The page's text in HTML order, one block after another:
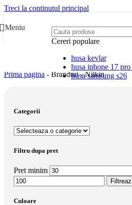
Treci la continutul principal
Meniu
Cereri populare
husa kevlar
husa iphone 17
husa samsung s26
Prima pagina - Branduri-Nilkin
Categorii
Filtru dupa pret
Pret minim
Culoare